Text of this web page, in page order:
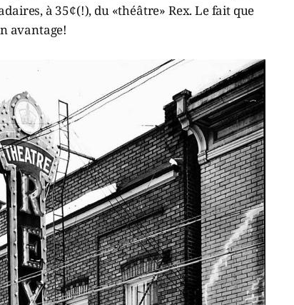
à 35¢(!), du «théâtre» Rex. Le fait que
avantage!